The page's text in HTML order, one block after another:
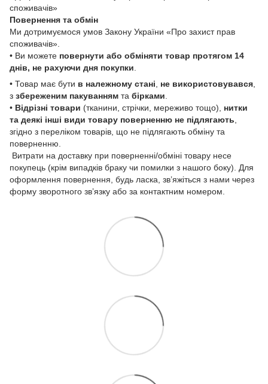
споживачів»
Повернення та обмін
Ми дотримуємося умов Закону України «Про захист прав
споживачів».
• Ви можете повернути або обміняти товар протягом 14
днів, не рахуючи дня покупки
• Товар має бути в належному стані не використовувався
з збереженим пакуванням та бірками
• Відрізні товари (тканини, стрічки, мереживо тощо), нитки
та деякі інші види товару поверненню не підлягають
згідно з переліком товарів, що не підлягають обміну та
поверненню.
Витрати на доставку при поверненні/обміні товару несе
покупець (крім випадків браку чи помилки з нашого боку). Для
оформлення повернення, будь ласка, зв’яжіться з нами через
форму зворотного зв’язку або за контактним номером.